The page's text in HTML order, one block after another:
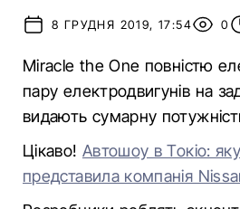
8 ГРУДНЯ 2019, 17:54 0
Miracle the One повністю
пару електродвигунів на
видають сумарну
Цікаво! Автошоу в Токіо:
представила компанія